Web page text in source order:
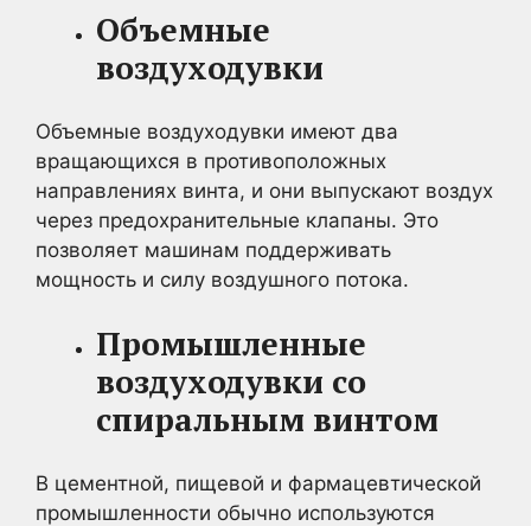
Объемные
воздуходувки
Объемные воздуходувки имеют два
вращающихся в противоположных
направлениях винта, и они выпускают воздух
через предохранительные клапаны. Это
позволяет машинам поддерживать
мощность и силу воздушного потока.
Промышленные
воздуходувки со
спиральным винтом
В цементной, пищевой и фармацевтической
промышленности обычно используются